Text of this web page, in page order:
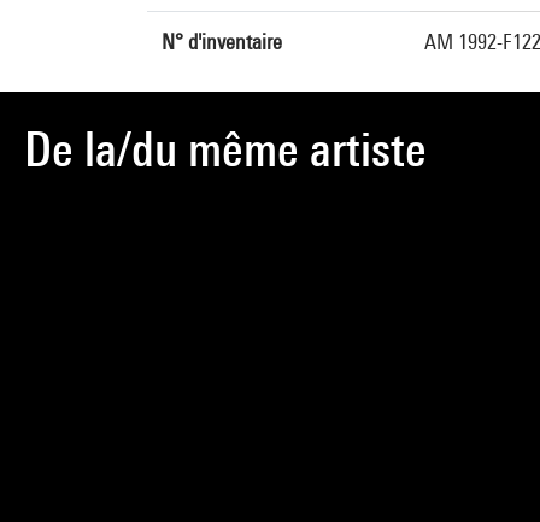
N° d'inventaire AM 1992-
De la/du même artiste